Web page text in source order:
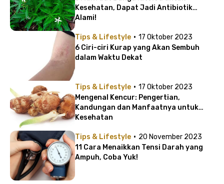
Kesehatan, Dapat Jadi Antibiotik
Alami!
Tips & Lifestyle · 17 Oktober 2023
6 Ciri-ciri Kurap yang Akan Sembuh
dalam Waktu Dekat
Tips & Lifestyle · 17 Oktober 2023
Mengenal Kencur: Pengertian,
Kandungan dan Manfaatnya untuk
Kesehatan
Tips & Lifestyle · 20 November 2023
11 Cara Menaikkan Tensi Darah yang
Ampuh, Coba Yuk!